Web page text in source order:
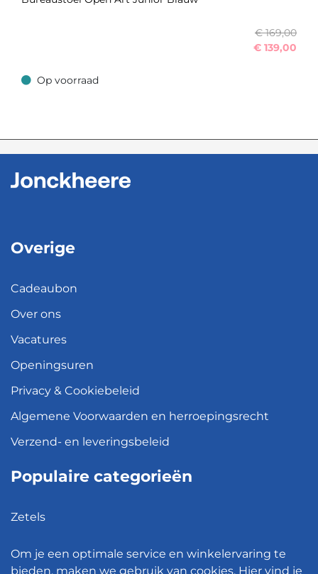
€ 169,00
€ 139,00
Op voorraad
Op voorraad
Overige
Cadeaubon
Over ons
Vacatures
Openingsuren
Privacy & Cookiebeleid
Algemene Voorwaarden en herroepingsrecht
Verzend- en leveringsbeleid
Populaire categorieën
Zetels
Hanglampen
Om je een optimale service en winkelervaring te
bieden, maken we gebruik van cookies. Hier vind je